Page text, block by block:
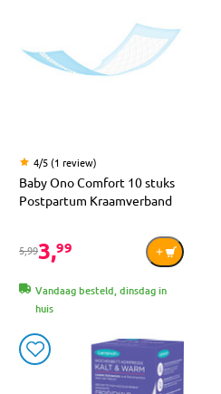
4/5 (1 review)
Baby Ono Comfort 10 stuks
Postpartum Kraamverband
5,993,99
Vandaag besteld, dinsdag in
huis